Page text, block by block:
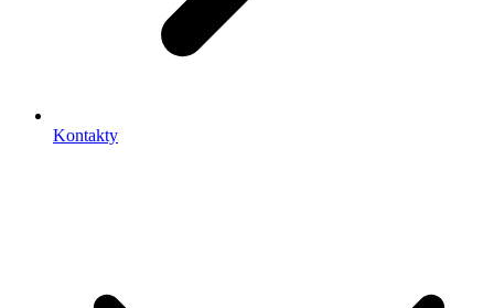
Kontakty